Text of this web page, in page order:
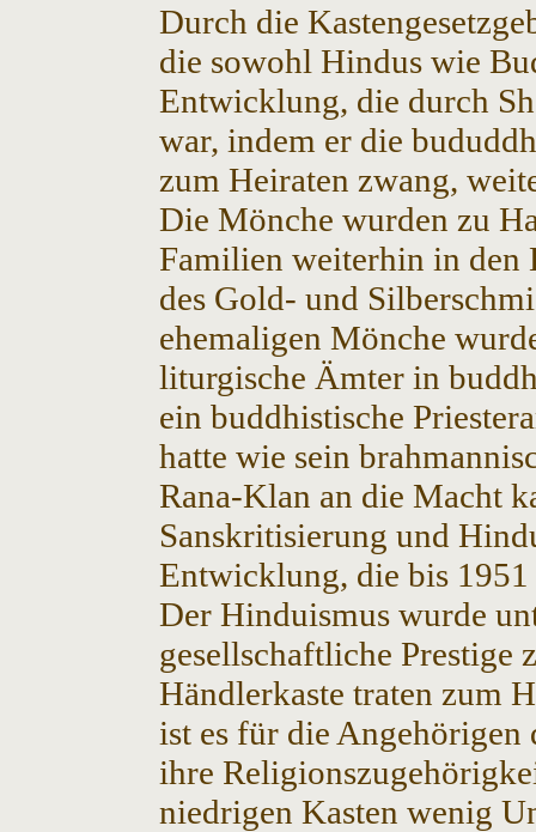
Durch die
die sowohl Hindus wie
Entwicklung, die durch
war, indem er die
zum Heiraten zwang,
Die Mönche wurden zu
Familien weiterhin in den
des Gold- und
ehemaligen Mönche
liturgische Ämter in
ein buddhistische
hatte wie sein
Rana-Klan an die Macht
Sanskritisierung und
Entwicklung, die bis 1951
Der Hinduismus wurde
gesellschaftliche Prestige
Händlerkaste traten zum
ist es für die
ihre
niedrigen Kasten wenig